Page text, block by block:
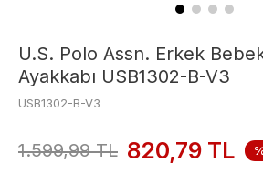
U.S. Polo Assn. Erkek
Ayakkabı USB1302-B-V3
USB1302-B-V3
1.599,99TL 820,79 TL